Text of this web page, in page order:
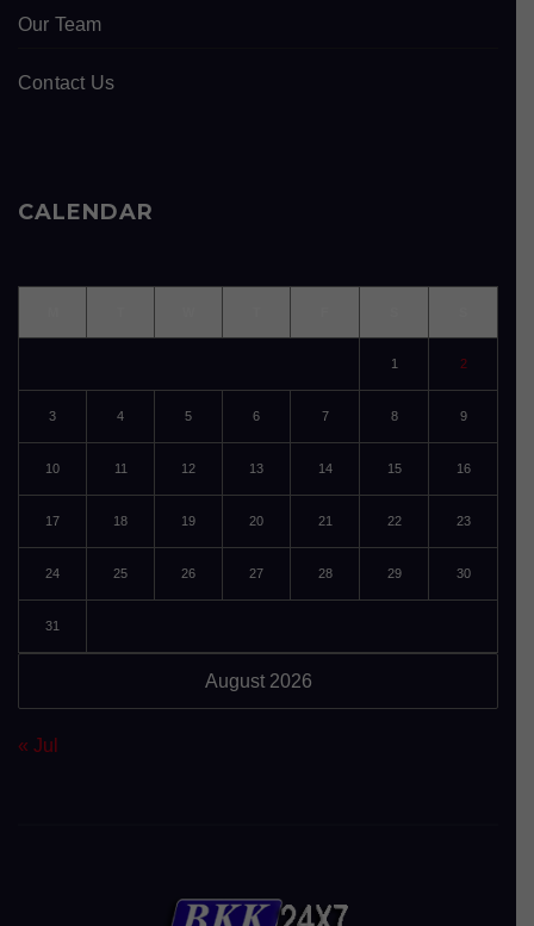
Our Team
Contact Us
CALENDAR
August 2026
1 2
3 4 5 6 7 8 9
10 11 12 13 14 15 16
17 18 19 20 21 22 23
24 25 26 27 28 29 30
31
« Jul